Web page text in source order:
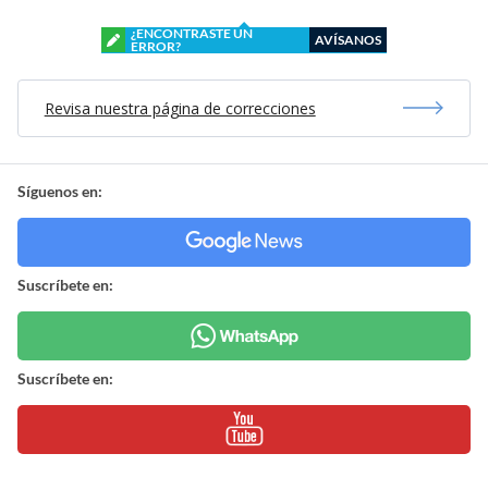
¿ENCONTRASTE UN
ERROR?
AVÍSANOS
Revisa nuestra página de correcciones
Síguenos en:
Suscríbete en:
Suscríbete en: